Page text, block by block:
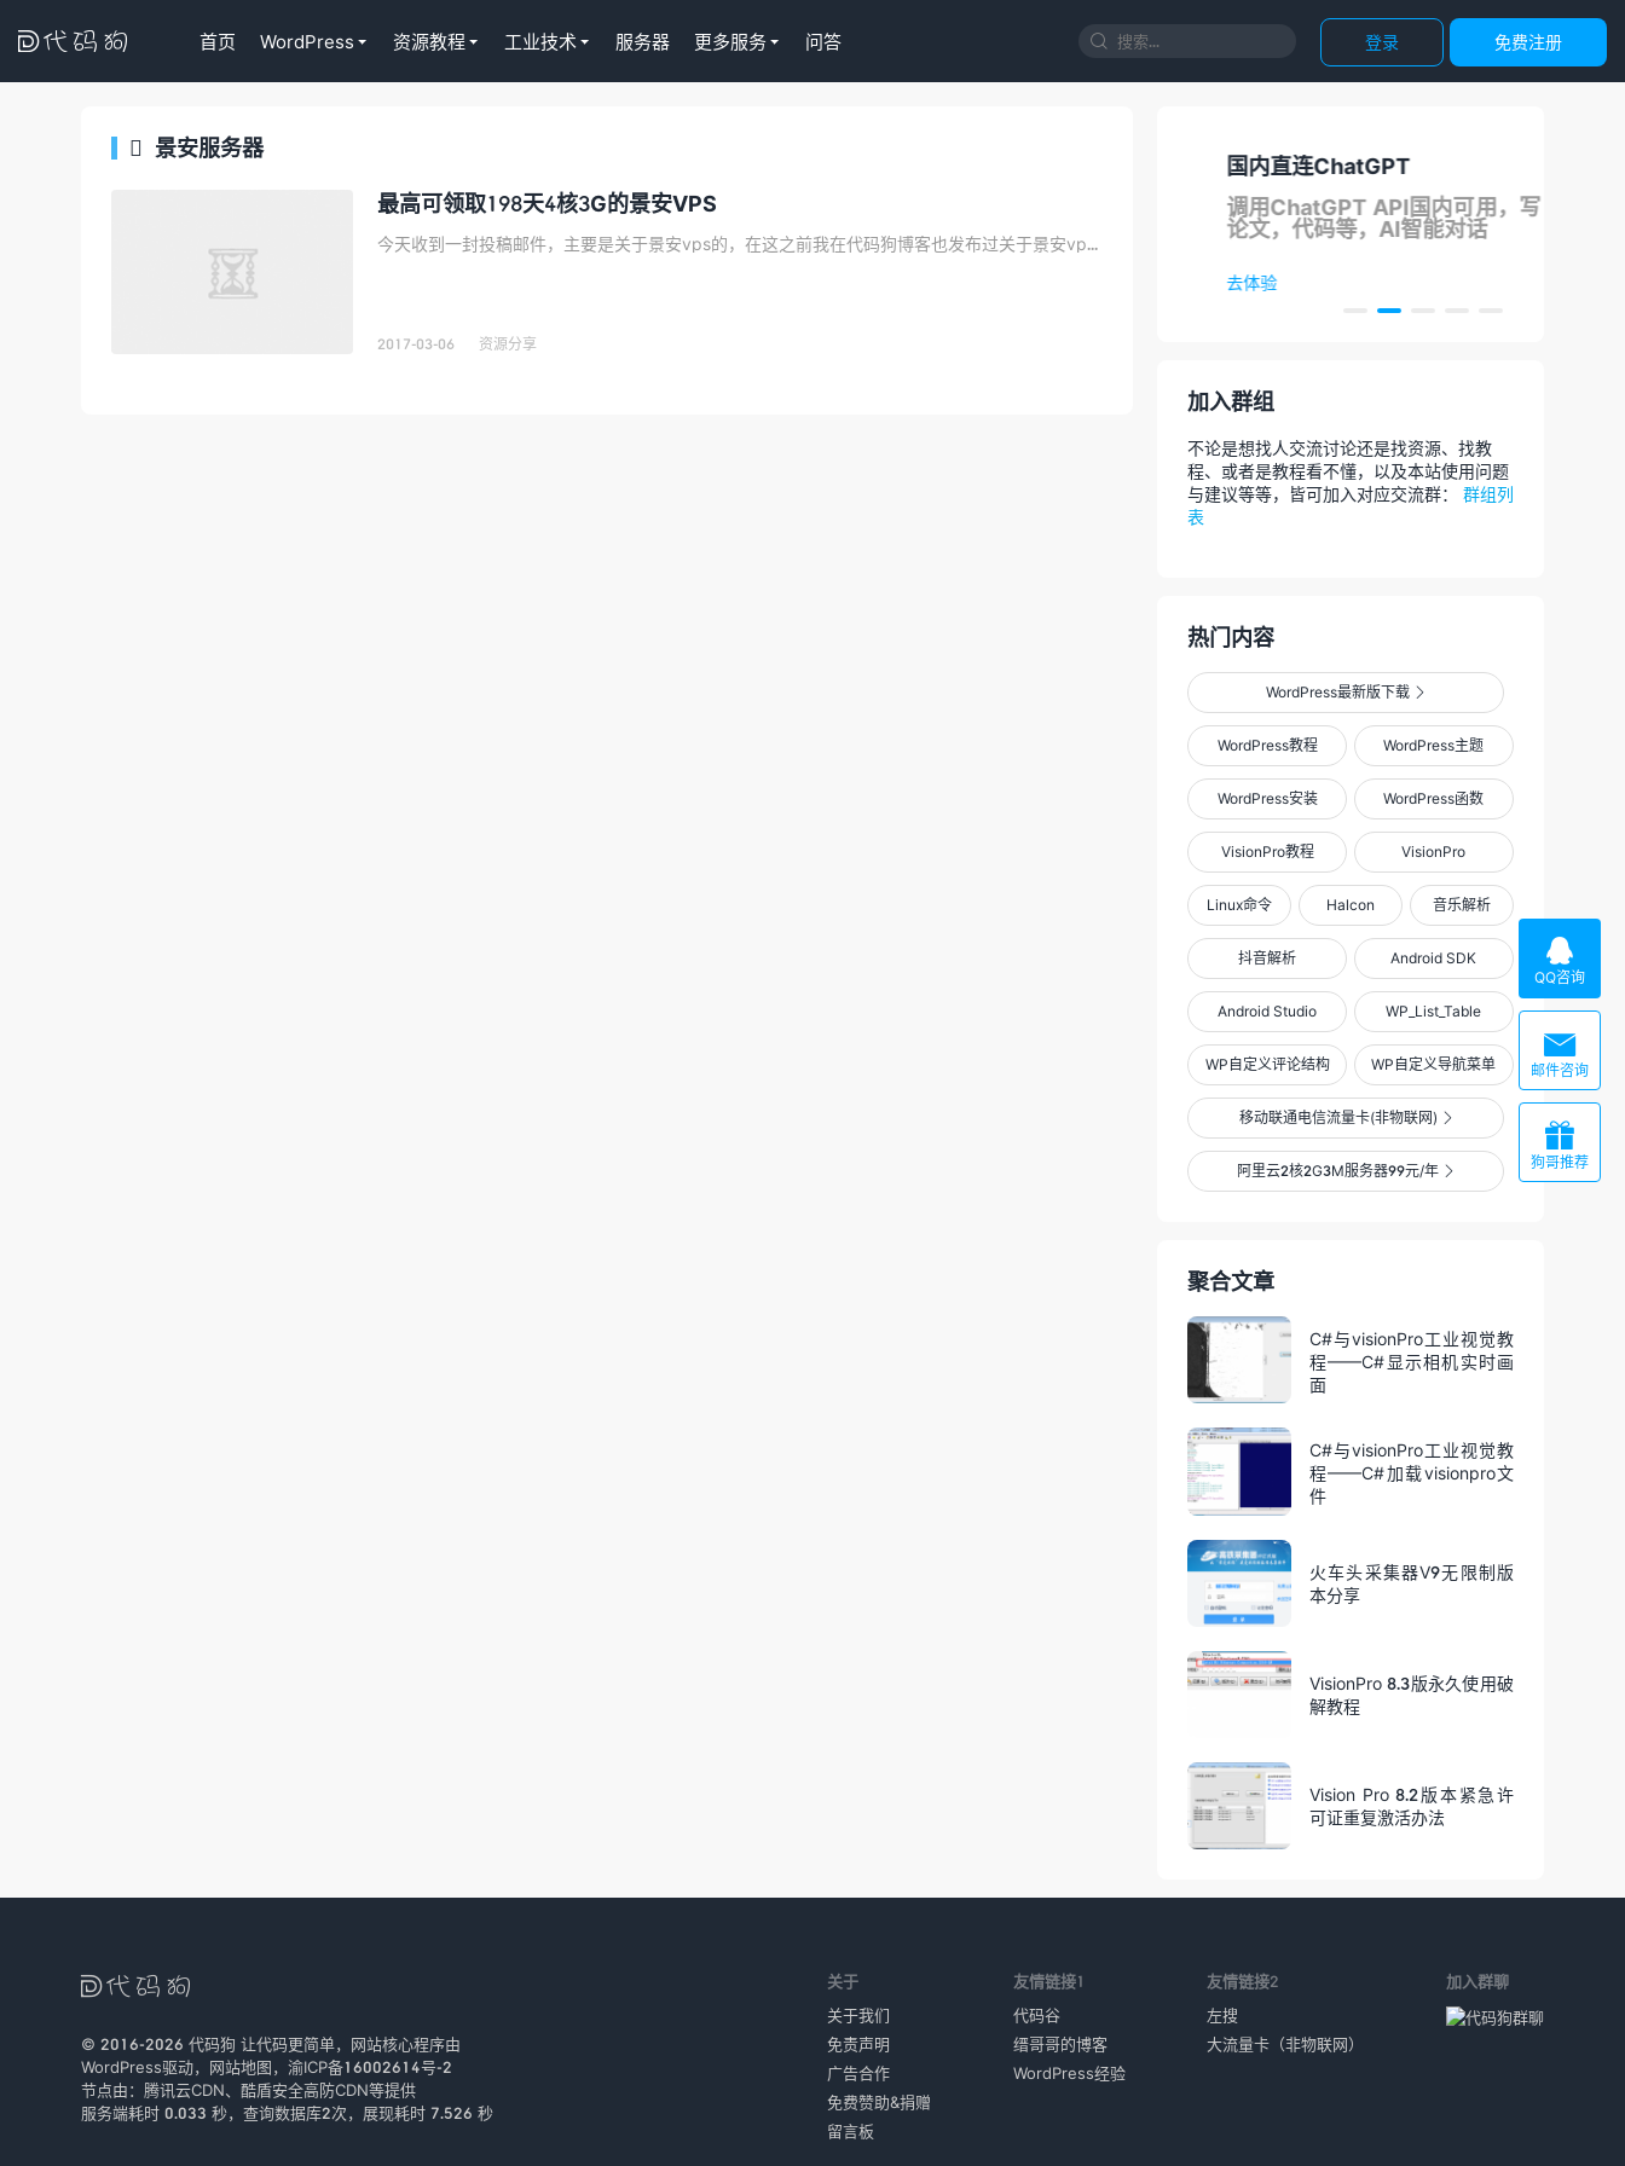
 登录 免费注册

首页 WordPress 资源教程 工业技术 服务器 更多服务 问答
 景安服务器
最高可领取198天4核3G的景安VPS
今天收到一封投稿邮件，主要是关于景安vps的，在这之前我在代码狗博客也发布过关于景安vps的免费信息...
2017-03-06 资源分享
WordPress正版Tutor LMS在线
国内直连ChatGPT
调用ChatGPT API国内可用，写
论文，代码等，AI智能对话
去体验
加入群组
不论是想找人交流讨论还是找资源、找教
程、或者是教程看不懂，以及本站使用问题
与建议等等，皆可加入对应交流群： 群组列
表
热门内容
WordPress最新版下载 
WordPress教程 WordPress主题
WordPress安装 WordPress函数
VisionPro教程 VisionPro
Linux命令 Halcon 音乐解析
抖音解析 Android SDK
Android Studio WP_List_Table
WP自定义评论结构 WP自定义导航菜单
移动联通电信流量卡(非物联网) 
阿里云2核2G3M服务器99元/年 
聚合文章
C#与visionPro工业视觉教
程——C#显示相机实时画
面
C#与visionPro工业视觉教
程——C#加载visionpro文
件
火车头采集器V9无限制版
本分享
VisionPro 8.3版永久使用破
解教程
Vision Pro 8.2版本紧急许
可证重复激活办法
关于
关于我们
免责声明
广告合作
免费赞助&捐赠
留言板
友情链接1
代码谷
缙哥哥的博客
WordPress经验
友情链接2
左搜
大流量卡（非物联网）
加入群聊

© 2016-2026 代码狗 让代码更简单，网站核心程序由
WordPress驱动， 网站地图， 渝ICP备16002614号-2
节点由： 腾讯云CDN、 酷盾安全高防CDN等提供
服务端耗时 0.033 秒，查询数据库2次， 展现耗时 7.526 秒

QQ咨询

邮件咨询

狗哥推荐